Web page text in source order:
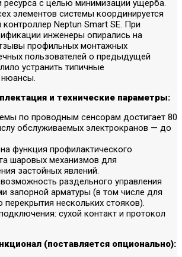
ресурса с целью минимизации ущерба.
элементов системы координируется
Neptun Smart SE. При
инженеры опирались на
профильных монтажных
пользователей о предыдущей
устранить типичные
нюансы.
и технические параметры:
по проводным сенсорам достигает 80
обслуживаемых электрокранов — до
функция профилактического
шаровых механизмов для
застойных явлений.
раздельного управления
запорной арматуры (в том числе для
перекрытия нескольких стояков).
сухой контакт и протокол
(поставляется опционально):